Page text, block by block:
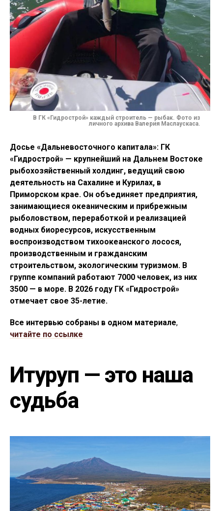
В ГК «Гидрострой» каждый строитель — рыбак. Фото из
личного архива Валерия Маслаускаса.
Досье «Дальневосточного капитала»: ГК
«Гидрострой» — крупнейший на Дальнем Востоке
рыбохозяйственный холдинг, ведущий свою
деятельность на Сахалине и Курилах, в
Приморском крае. Он объединяет предприятия,
занимающиеся океаническим и прибрежным
рыболовством, переработкой и реализацией
водных биоресурсов, искусственным
воспроизводством тихоокеанского лосося,
производственным и гражданским
строительством, экологическим туризмом. В
группе компаний работают 7000 человек, из них
3500 — в море. В 2026 году ГК «Гидрострой»
отмечает свое 35-летие.
Все интервью собраны в одном материале,
читайте по ссылке
Итуруп — это наша
судьба